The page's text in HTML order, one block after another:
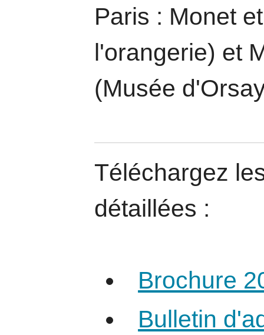
Paris : Monet
l'orangerie) et
(Musée
Téléchargez
détaillées :
Brochure
Bulletin